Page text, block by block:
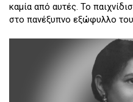
καμία από αυτές. Το
στο πανέξυπνο εξώφυλλο